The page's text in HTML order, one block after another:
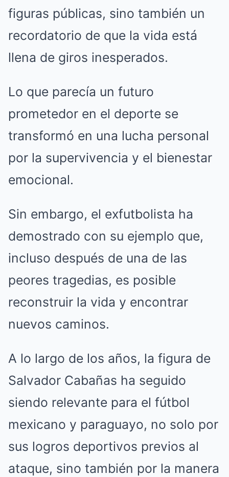
figuras públicas, sino también un
recordatorio de que la vida está
llena de giros inesperados.
Lo que parecía un futuro
prometedor en el deporte se
transformó en una lucha personal
por la supervivencia y el bienestar
emocional.
Sin embargo, el exfutbolista ha
demostrado con su ejemplo que,
incluso después de una de las
peores tragedias, es posible
reconstruir la vida y encontrar
nuevos caminos.
A lo largo de los años, la figura de
Salvador Cabañas ha seguido
siendo relevante para el fútbol
mexicano y paraguayo, no solo por
sus logros deportivos previos al
ataque, sino también por la manera